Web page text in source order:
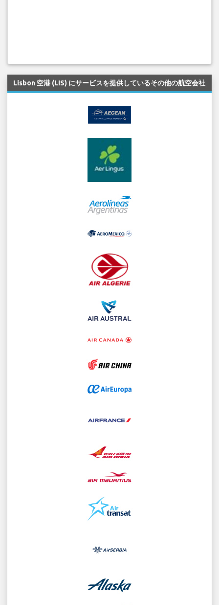
Lisbon 空港 (LIS) にサービスを提供しているその他の航空会社